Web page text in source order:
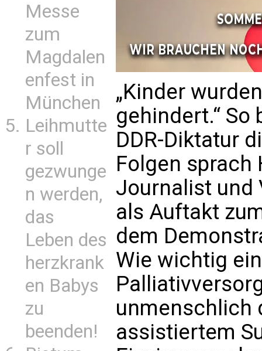
Messe
zum
Magdalen
enfest in
München
Leihmutte
r soll
gezwunge
n werden,
das
Leben des
herzkrank
en Babys
zu
beenden!
„Kinder
gehindert.“
DDR-Diktatur
Folgen sprach
Journalist und
als Auftakt
dem
Wie wichtig
unmenschlich
assistiertem